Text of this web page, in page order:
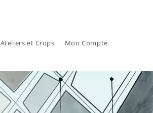
Ateliers et Crops Mon Compte